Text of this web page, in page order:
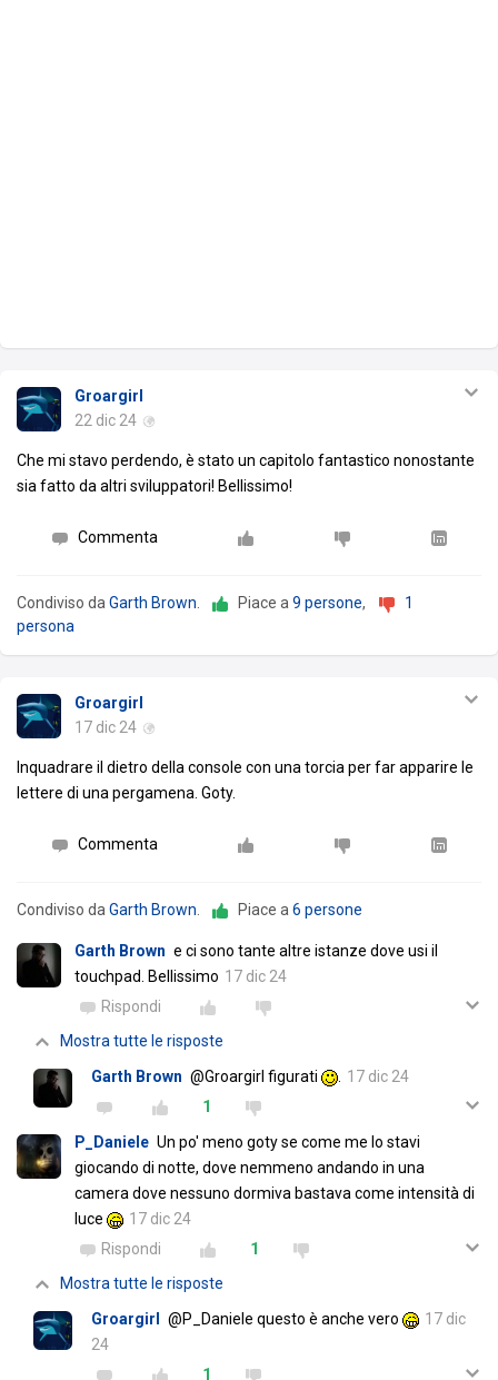
Groargirl
22 dic 24
Che mi stavo perdendo, è stato un capitolo fantastico nonostante
sia fatto da altri sviluppatori! Bellissimo!
Commenta
Condiviso daGarth Brown. Piace a9 persone,
1
persona
Groargirl
17 dic 24
Inquadrare il dietro della console con una torcia per far apparire le
lettere di una pergamena. Goty.
Commenta
Condiviso daGarth Brown. Piace a6 persone
Garth Brown e ci sono tante altre istanze dove usi il
touchpad. Bellissimo 17 dic 24
Rispondi
Mostra tutte le risposte
Garth Brown @Groargirl figurati . 17 dic 24
1
P_Daniele Un po' meno goty se come me lo stavi
giocando di notte, dove nemmeno andando in una
camera dove nessuno dormiva bastava come intensità di
luce
17 dic 24
Rispondi
1
Mostra tutte le risposte
Groargirl
@P_Daniele questo è anche vero
17 dic
24
1